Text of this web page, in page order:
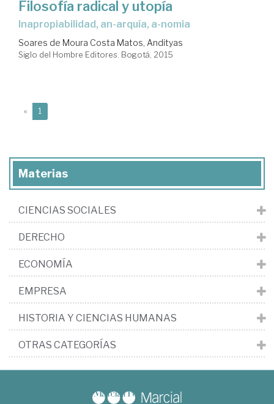
Filosofía radical y utopía
inapropiabilidad, an-arquía, a-nomia
Soares de Moura Costa Matos, Andityas
Siglo del Hombre Editores. Bogotá, 2015
« 1
Materias
CIENCIAS SOCIALES
DERECHO
ECONOMÍA
EMPRESA
HISTORIA Y CIENCIAS HUMANAS
OTRAS CATEGORÍAS